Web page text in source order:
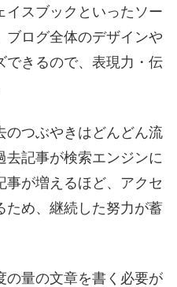
イスブックといったソー
ブログ全体のデザインや
できるので、表現力・伝
のつぶやきはどんどん流
去記事が検索エンジンに
事が増えるほど、アクセ
ため、継続した努力が蓄
の量の文章を書く必要が